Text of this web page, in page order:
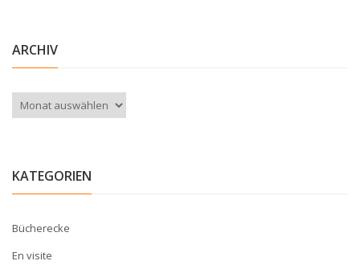
ARCHIV
Archiv
KATEGORIEN
Bücherecke
En visite